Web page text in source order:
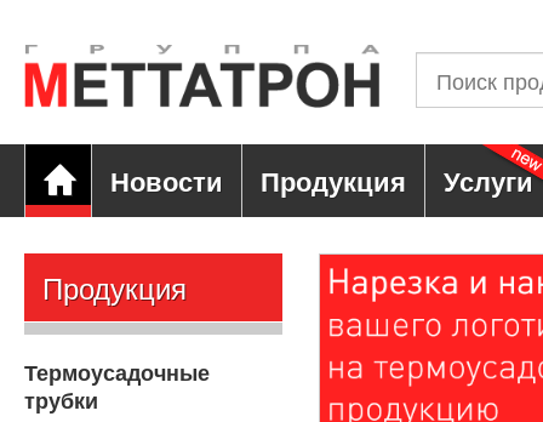
Новости Продукция Услуги
Продукция
Термоусадочные
трубки